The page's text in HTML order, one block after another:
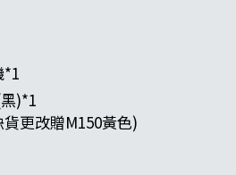
*1
)*1
更改贈M150黃色)